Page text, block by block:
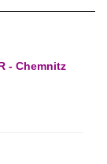
- Chemnitz